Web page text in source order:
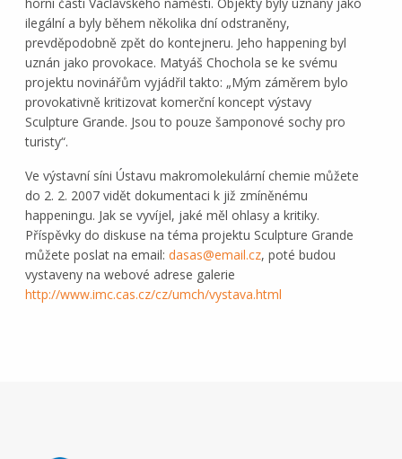
ilegální a byly během několika dní odstraněny,
prevděpodobně zpět do kontejneru. Jeho happening byl
uznán jako provokace. Matyáš Chochola se ke svému
projektu novinářům vyjádřil takto: „Mým záměrem bylo
provokativně kritizovat komerční koncept výstavy
Sculpture Grande. Jsou to pouze šamponové sochy pro
turisty“.
Ve výstavní síni Ústavu makromolekulární chemie můžete
do 2. 2. 2007 vidět dokumentaci k již zmíněnému
happeningu. Jak se vyvíjel, jaké měl ohlasy a kritiky.
Příspěvky do diskuse na téma projektu Sculpture Grande
můžete poslat na email: dasas@email.cz, poté budou
vystaveny na webové adrese galerie
http://www.imc.cas.cz/cz/umch/vystava.html